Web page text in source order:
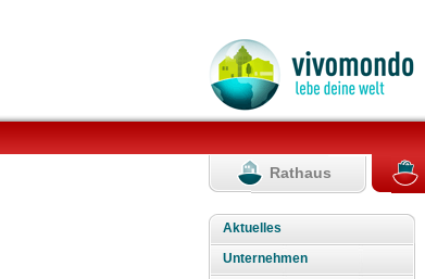
Rathaus
Aktuelles
Unternehmen